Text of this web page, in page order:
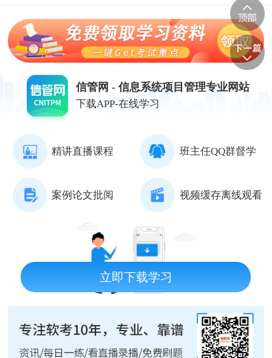
信管网 - 信息系统项目管理专业网站
下载APP-在线学习
精讲直播课程 班主任QQ群督学
案例论文批阅 视频缓存离线观看
立即下载学习